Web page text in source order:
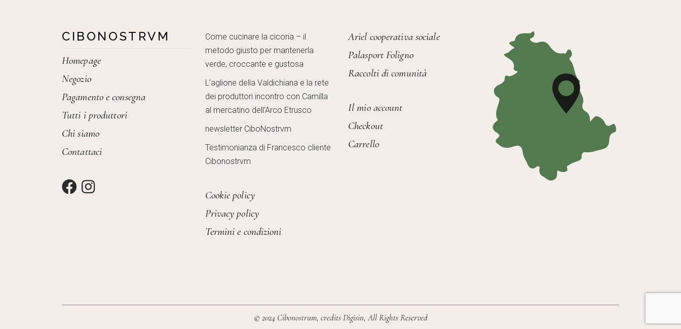
CIBONOSTRVM
Homepage
Negozio
Pagamento e consegna
Tutti i produttori
Chi siamo
Contattaci
Come cucinare la cicoria – il
metodo giusto per mantenerla
verde, croccante e gustosa
L’aglione della Valdichiana e la rete
dei produttori incontro con Camilla
al mercatino dell’Arco Etrusco
newsletter CiboNostrvm
Testimonianza di Francesco cliente
Cibonostrvm
Cookie policy
Privacy policy
Termini e condizioni
Ariel cooperativa sociale
Palasport Foligno
Raccolti di comunità
Il mio account
Checkout
Carrello
© 2024 Cibonostrum, creditsDigisin, All Rights Reserved